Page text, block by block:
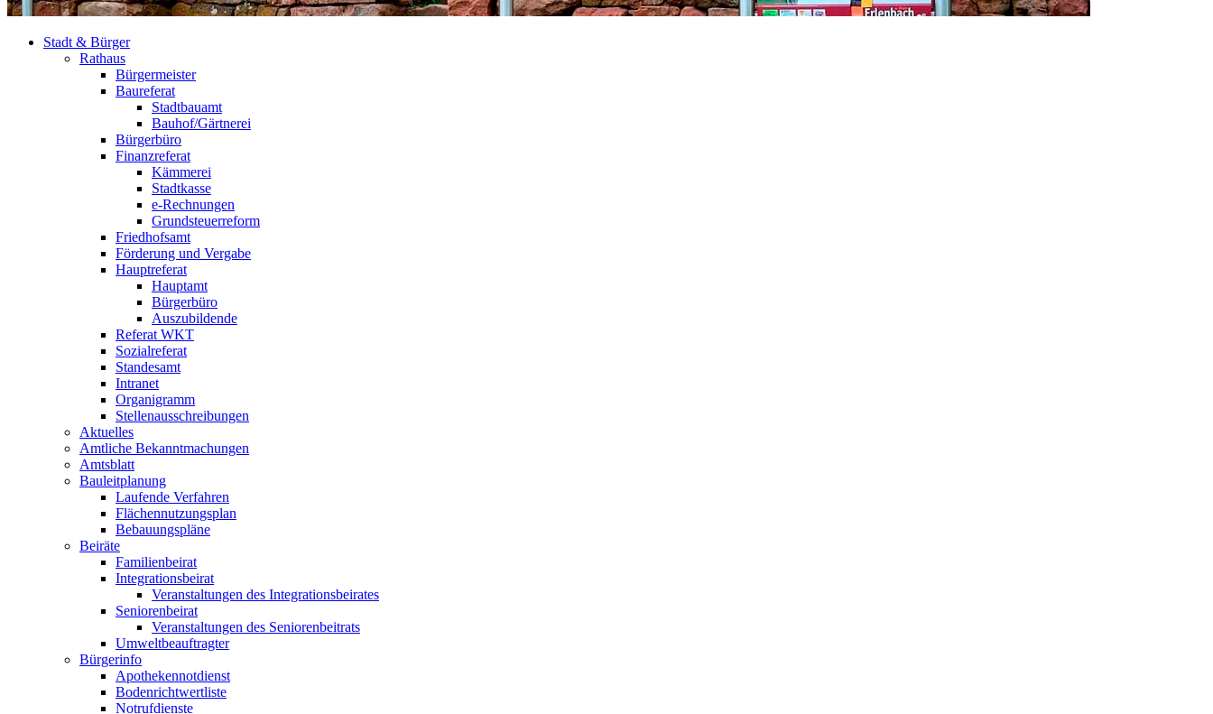
Stadt & Bürger
Rathaus
Bürgermeister
Baureferat
Stadtbauamt
Bauhof/Gärtnerei
Bürgerbüro
Finanzreferat
Kämmerei
Stadtkasse
e-Rechnungen
Grundsteuerreform
Friedhofsamt
Förderung und Vergabe
Hauptreferat
Hauptamt
Bürgerbüro
Auszubildende
Referat WKT
Sozialreferat
Standesamt
Intranet
Organigramm
Stellenausschreibungen
Aktuelles
Amtliche Bekanntmachungen
Amtsblatt
Bauleitplanung
Laufende Verfahren
Flächennutzungsplan
Bebauungspläne
Beiräte
Familienbeirat
Integrationsbeirat
Veranstaltungen des Integrationsbeirates
Seniorenbeirat
Veranstaltungen des Seniorenbeitrats
Umweltbeauftragter
Bürgerinfo
Apothekennotdienst
Bodenrichtwertliste
Notrufdienste